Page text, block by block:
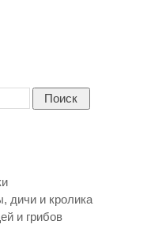
Поиск
дичи и кролика
и грибов